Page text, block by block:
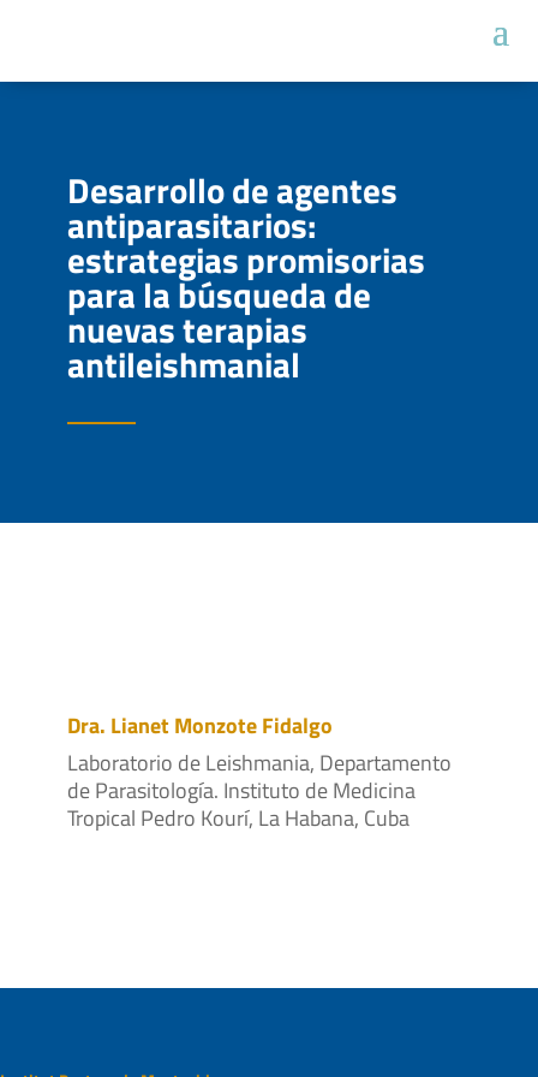
Desarrollo de agentes
antiparasitarios:
estrategias promisorias
para la búsqueda de
nuevas terapias
antileishmanial
Dra. Lianet Monzote Fidalgo
Laboratorio de Leishmania, Departamento
de Parasitología. Instituto de Medicina
Tropical Pedro Kourí, La Habana, Cuba